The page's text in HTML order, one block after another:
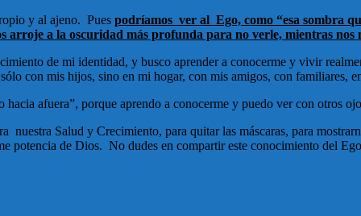
y al ajeno. Pues podríamos ver al Ego, como “esa sombra
arroje a la oscuridad más profunda para no verle, mientras nos
de mi identidad, y busco aprender a conocerme y vivir
con mis hijos, sino en mi hogar, con mis amigos, con familiares,
afuera”, porque aprendo a conocerme y puedo ver con otros
Salud y Crecimiento, para quitar las máscaras, para
potencia de Dios. No dudes en compartir este conocimiento del